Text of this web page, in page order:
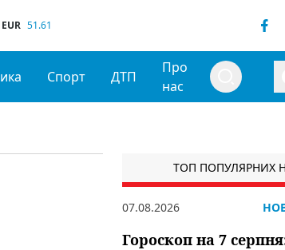
EUR 51.61
Спорт ДТП
Про
нас
ТОП ПОПУЛЯРНИХ
07.08.2026
Гороскоп на 7